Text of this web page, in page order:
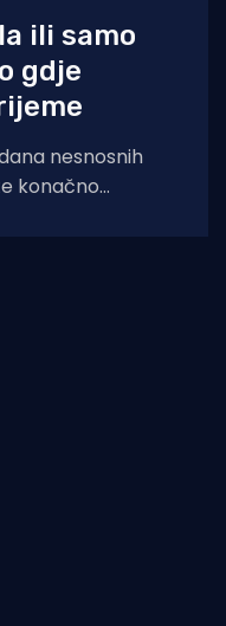
ili samo
gdje
nesnosnih
konačno